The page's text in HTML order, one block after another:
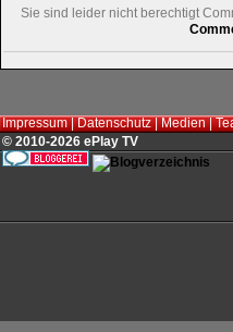
Sie sind leider nicht berechtigt
Impressum|Datenschutz|Medien|
© 2010-2026 ePlay TV